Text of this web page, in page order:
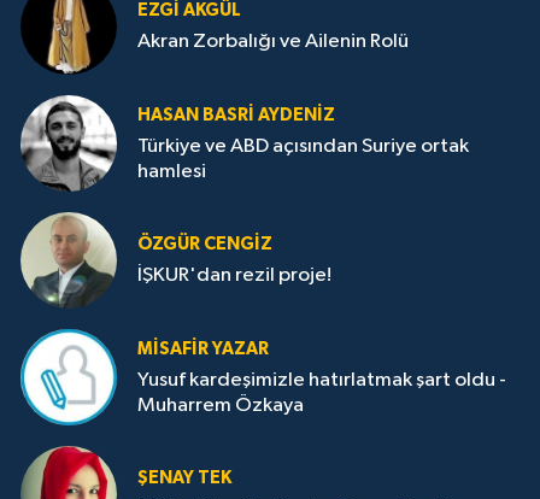
EZGI AKGÜL
Akran Zorbalığı ve Ailenin Rolü
HASAN BASRI AYDENIZ
Türkiye ve ABD açısından Suriye ortak
hamlesi
ÖZGÜR CENGIZ
İŞKUR'dan rezil proje!
MISAFIR YAZAR
Yusuf kardeşimizle hatırlatmak şart oldu -
Muharrem Özkaya
ŞENAY TEK